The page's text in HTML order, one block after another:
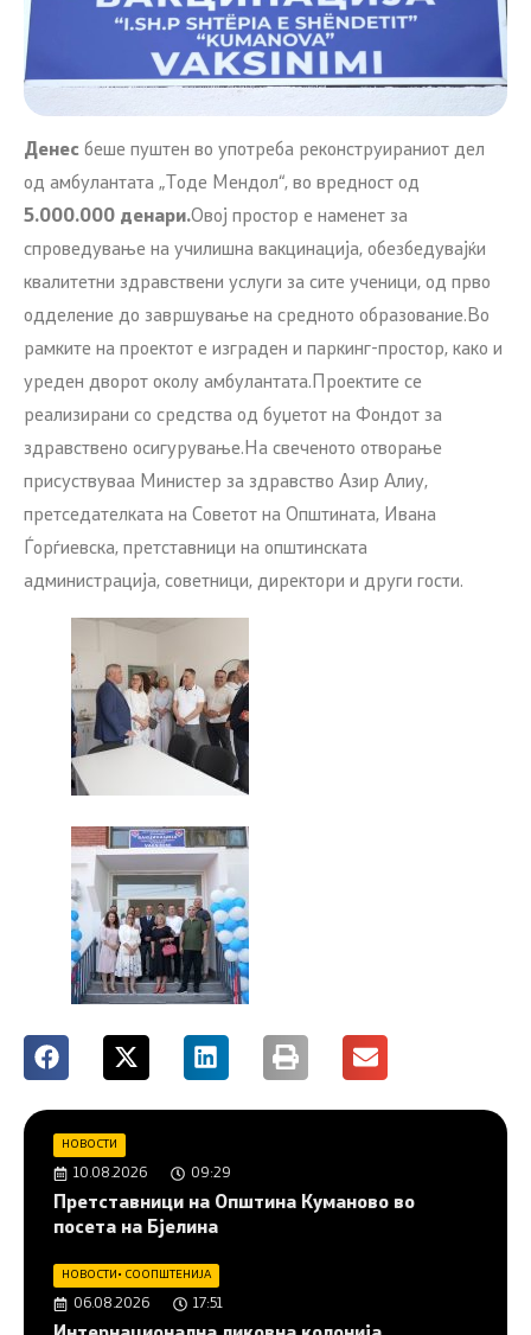
Денес беше пуштен во употреба реконструираниот дел
од амбулантата „Тоде Мендол“, во вредност од
5.000.000 денари.Овој простор е наменет за
спроведување на училишна вакцинација, обезбедувајќи
квалитетни здравствени услуги за сите ученици, од прво
одделение до завршување на средното образование.Во
рамките на проектот е изграден и паркинг-простор, како и
уреден дворот околу амбулантата.Проектите се
реализирани со средства од буџетот на Фондот за
здравствено осигурување.На свеченото отворање
присуствуваа Министер за здравство Азир Алиу,
претседателката на Советот на Општината, Ивана
Ѓорѓиевска, претставници на општинската
администрација, советници, директори и други гости.
НОВОСТИ
10.08.2026 09:29
Претставници на Општина Куманово во
посета на Бјелина
НОВОСТИ • СООПШТЕНИЈА
06.08.2026 17:51